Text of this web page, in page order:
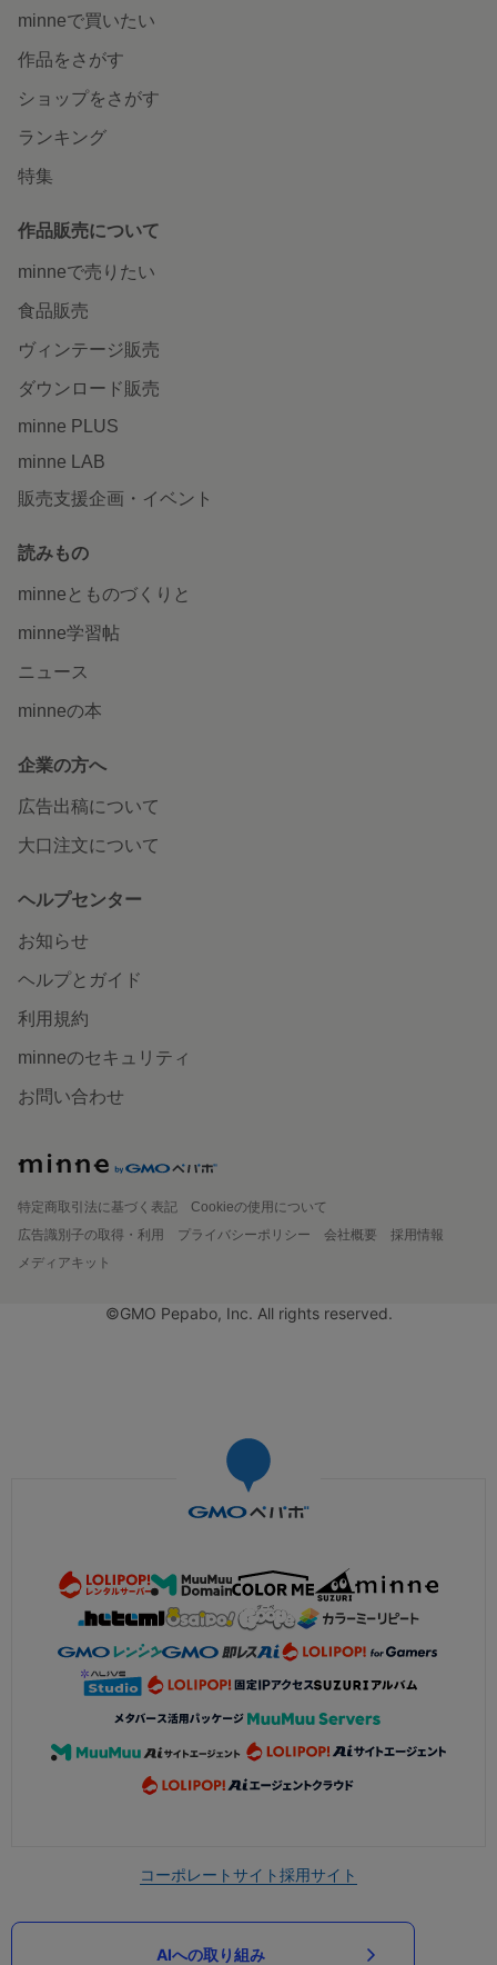
minneで買いたい
作品をさがす
ショップをさがす
ランキング
特集
作品販売について
minneで売りたい
食品販売
ヴィンテージ販売
ダウンロード販売
minne PLUS
minne LAB
販売支援企画・イベント
読みもの
minneとものづくりと
minne学習帖
ニュース
minneの本
企業の方へ
広告出稿について
大口注文について
ヘルプセンター
お知らせ
ヘルプとガイド
利用規約
minneのセキュリティ
お問い合わせ
特定商取引法に基づく表記
Cookieの使用について
広告識別子の取得・利用
プライバシーポリシー 会社概要
採用情報
メディアキット
©GMO Pepabo, Inc. All rights reserved.
コーポレートサイト採用サイト
AIへの取り組み